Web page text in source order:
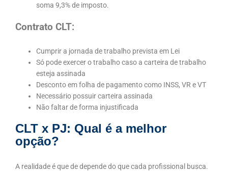
soma 9,3% de imposto.
Contrato CLT:
Cumprir a jornada de trabalho prevista em Lei
Só pode exercer o trabalho caso a carteira de trabalho
esteja assinada
Desconto em folha de pagamento como INSS, VR e VT
Necessário possuir carteira assinada
Não faltar de forma injustificada
CLT x PJ: Qual é a melhor
opção?
A realidade é que de depende do que cada profissional busca.